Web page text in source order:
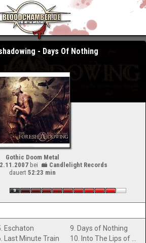
- Days Of Nothing
Gothic Doom Metal
bei
Candlelight Records
dauert 52:23 min
Eschaton
Last Minute Train
9. Days of Nothing